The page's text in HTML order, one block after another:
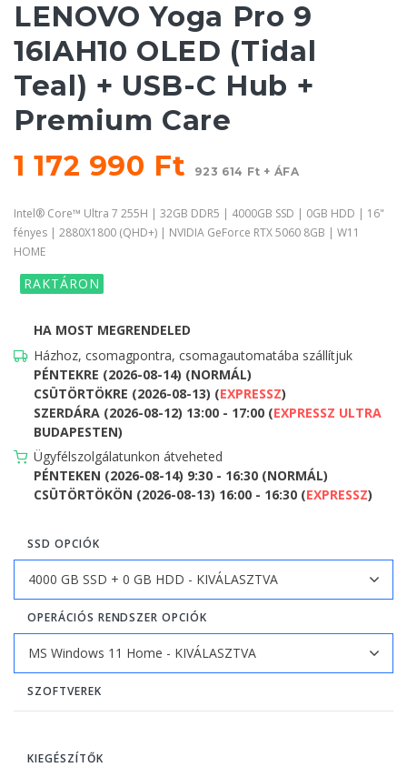
LENOVO Yoga Pro 9
16IAH10 OLED (Tidal
Teal) + USB-C Hub +
Premium Care
1 172 990 Ft
923 614 Ft + ÁFA
Intel® Core™ Ultra 7 255H | 32GB DDR5 | 4000GB SSD | 0GB HDD | 16"
fényes | 2880X1800 (QHD+) | NVIDIA GeForce RTX 5060 8GB | W11
HOME
RAKTÁRON
HA MOST MEGRENDELED
Házhoz, csomagpontra, csomagautomatába szállítjuk
PÉNTEKRE (2026-08-14) (NORMÁL)
CSÜTÖRTÖKRE (2026-08-13) (EXPRESSZ)
SZERDÁRA (2026-08-12) 13:00 - 17:00 (EXPRESSZ ULTRA
BUDAPESTEN)
Ügyfélszolgálatunkon átveheted
PÉNTEKEN (2026-08-14) 9:30 - 16:30 (NORMÁL)
CSÜTÖRTÖKÖN (2026-08-13) 16:00 - 16:30 (EXPRESSZ)
SSD OPCIÓK
OPERÁCIÓS RENDSZER OPCIÓK
SZOFTVEREK
KIEGÉSZÍTŐK